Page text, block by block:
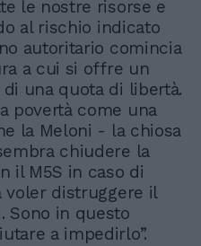
le nostre risorse e
al rischio indicato
autoritario comincia
a cui si offre un
una quota di libertà.
povertà come una
la Meloni - la chiosa
chiudere la
il M5S in caso di
voler distruggere il
Sono in questo
a impedirlo”.